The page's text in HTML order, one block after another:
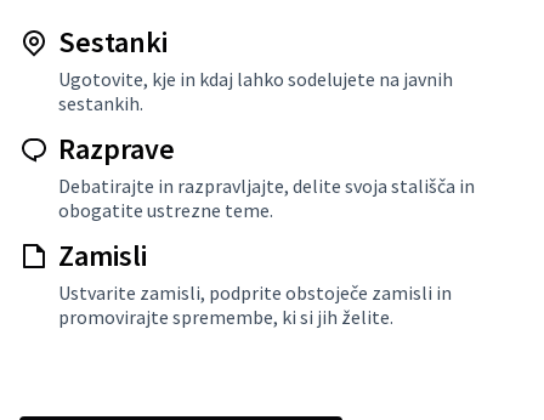
Sestanki
Ugotovite, kje in kdaj lahko sodelujete na javnih
sestankih.
Razprave
Debatirajte in razpravljajte, delite svoja stališča in
obogatite ustrezne teme.
Zamisli
Ustvarite zamisli, podprite obstoječe zamisli in
promovirajte spremembe, ki si jih želite.